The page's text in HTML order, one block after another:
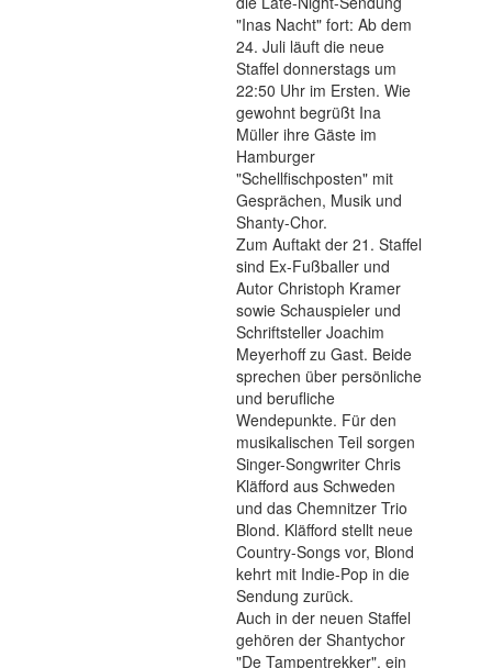
"Inas Nacht" fort: Ab dem
24. Juli läuft die neue
Staffel donnerstags um
22:50 Uhr im Ersten. Wie
gewohnt begrüßt Ina
Müller ihre Gäste im
Hamburger
"Schellfischposten" mit
Gesprächen, Musik und
Shanty-Chor.
Zum Auftakt der 21. Staffel
sind Ex-Fußballer und
Autor Christoph Kramer
sowie Schauspieler und
Schriftsteller Joachim
Meyerhoff zu Gast. Beide
sprechen über persönliche
und berufliche
Wendepunkte. Für den
musikalischen Teil sorgen
Singer-Songwriter Chris
Kläfford aus Schweden
und das Chemnitzer Trio
Blond. Kläfford stellt neue
Country-Songs vor, Blond
kehrt mit Indie-Pop in die
Sendung zurück.
Auch in der neuen Staffel
gehören der Shantychor
"De Tampentrekker", ein